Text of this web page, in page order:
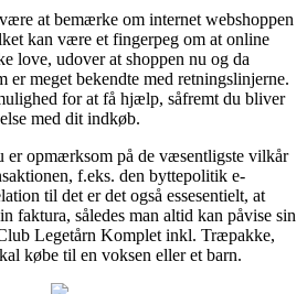
at bemærke om internet webshoppen
kan være et fingerpeg om at online
love, udover at shoppen nu og da
er meget bekendte med retningslinjerne.
for at få hjælp, såfremt du bliver
med dit indkøb.
er opmærksom på de væsentligste vilkår
f.eks. den byttepolitik e-
til det er det også essesentielt, at
faktura, således man altid kan påvise sin
Legetårn Komplet inkl. Træpakke,
købe til en voksen eller et barn.